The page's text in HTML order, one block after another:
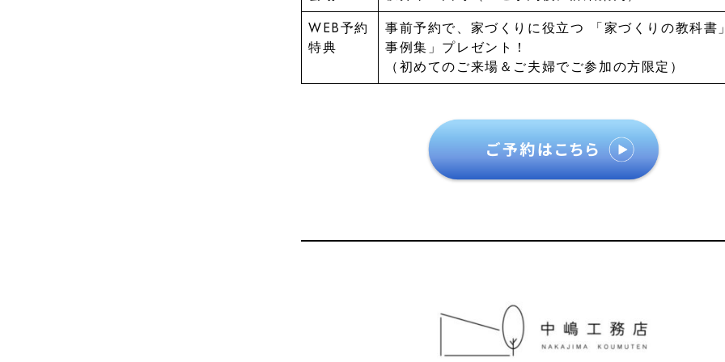
WEB予約
特典
事前予約で、家づくりに役立つ 「家づくりの教科書
事例集」プレゼント！
（初めてのご来場＆ご夫婦でご参加の方限定）